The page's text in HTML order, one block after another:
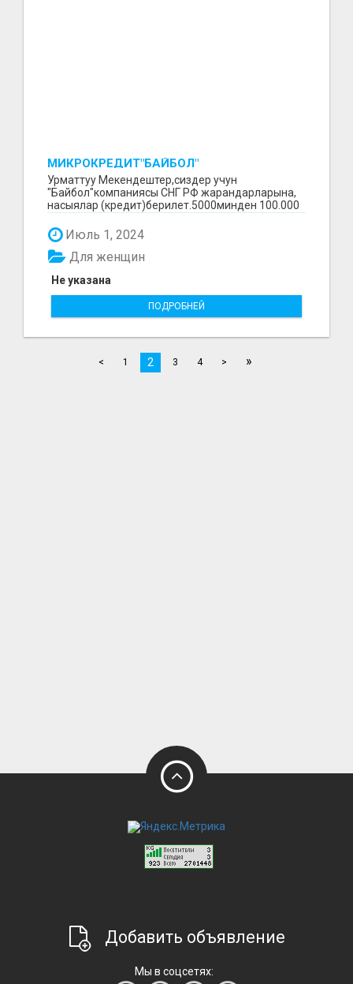
МИКРОКРЕДИТ"БАЙБОЛ"
Урматтуу Мекендештер,сиздер учун
"Байбол"компаниясы СНГ РФ жарандарларына,
насыялар (кредит)берилет.5000минден 100.000
минге чейин.Сурап бил...
Июль 1, 2024
Не указана
Для женщин
ПОДРОБНЕЙ
< 1 2 3 4 > »
Добавить объявление
Мы в соцсетях: